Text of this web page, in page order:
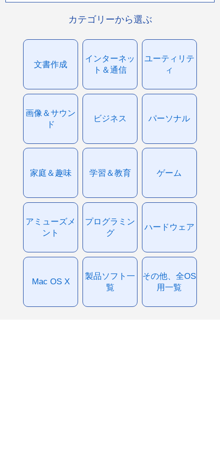
カテゴリーから選ぶ
文書作成
インターネッ
ト＆通信
ユーティリテ
ィ
画像＆サウン
ド
ビジネス パーソナル
家庭＆趣味 学習＆教育 ゲーム
アミューズメ
ント
プログラミン
グ
ハードウェア
Mac OS X
製品ソフト一
覧
その他、全OS
用一覧